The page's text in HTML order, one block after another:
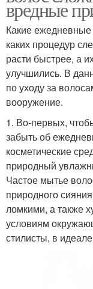
вредные
Какие ежедневные
каких процедур
расти быстрее, а
улучшились. В
по уходу за
вооружение.
1. Во-первых,
забыть об
косметические
природный
Частое мытье
природного
ломкими, а также
условиям
стилисты, в